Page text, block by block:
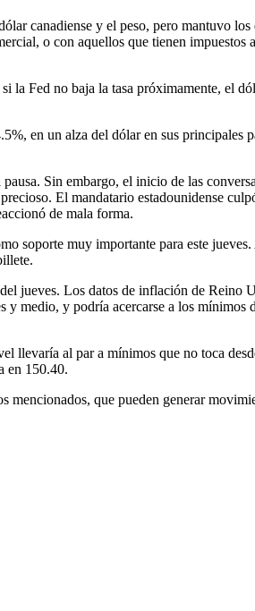
canadiense y el peso, pero mantuvo
o con aquellos que tienen impuestos
la Fed no baja la tasa próximamente, el
en un alza del dólar en sus
Sin embargo, el inicio de las
El mandatario estadounidense
de mala forma.
soporte muy importante para este
jueves. Los datos de inflación de Reino
medio, y podría acercarse a los mínimos
llevaría al par a mínimos que no toca
en 150.40.
que pueden generar